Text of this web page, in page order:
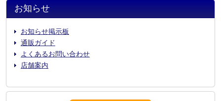
お知らせ
お知らせ掲示板
通販ガイド
よくあるお問い合わせ
店舗案内